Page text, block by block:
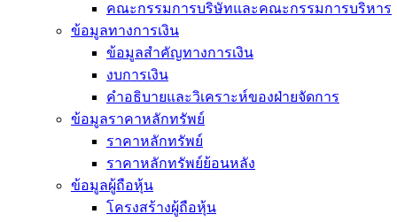
คณะกรรมการบริษัทและคณะกรรมการบริหาร
ข้อมูลทางการเงิน
ข้อมูลสำคัญทางการเงิน
งบการเงิน
คำอธิบายและวิเคราะห์ของฝ่ายจัดการ
ข้อมูลราคาหลักทรัพย์
ราคาหลักทรัพย์
ราคาหลักทรัพย์ย้อนหลัง
ข้อมูลผู้ถือหุ้น
โครงสร้างผู้ถือหุ้น